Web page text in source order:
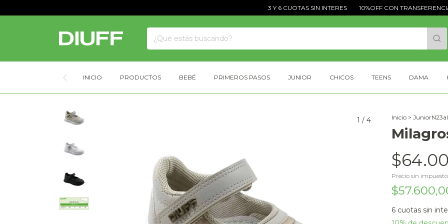
3 Y 6 CUOTAS SIN INTERES 10%OFF CON TRANSFERENCIA
INICIO PRODUCTOS BEBÉ PRIMEROS PASOS JUNIOR CHICOS TEENS DAMA
1 / 4 Inicio >
Precio sin
6 cuotas sin